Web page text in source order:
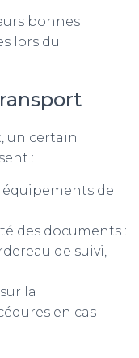
bonnes
lors du
un certain
:
de
des documents :
de suivi,
la
en cas